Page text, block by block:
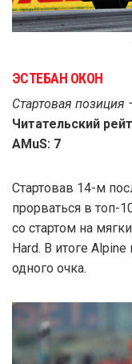
ЭСТЕБАН ОКОН
Стартовая
Читательский
AMuS: 7
Стартовав 14-м
прорваться в топ-
со стартом на
Hard. В итоге
одного очка.